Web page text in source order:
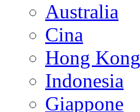
Australia
Cina
Hong Kong
Indonesia
Giappone